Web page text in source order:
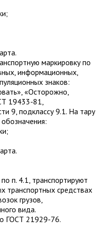
маркировку по
информационных,
знаков:
«Осторожно,
19433-81,
9, подклассу 9.1. На тару
п. 4.1, транспортируют
транспортных средствах
грузов,
вида.
ГОСТ 21929-76.